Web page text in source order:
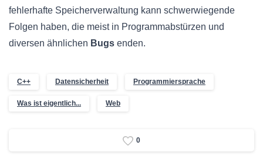
fehlerhafte Speicherverwaltung kann schwerwiegende
Folgen haben, die meist in Programmabstürzen und
diversen ähnlichen Bugs enden.
C++ Datensicherheit Programmiersprache
Was ist eigentlich... Web
0